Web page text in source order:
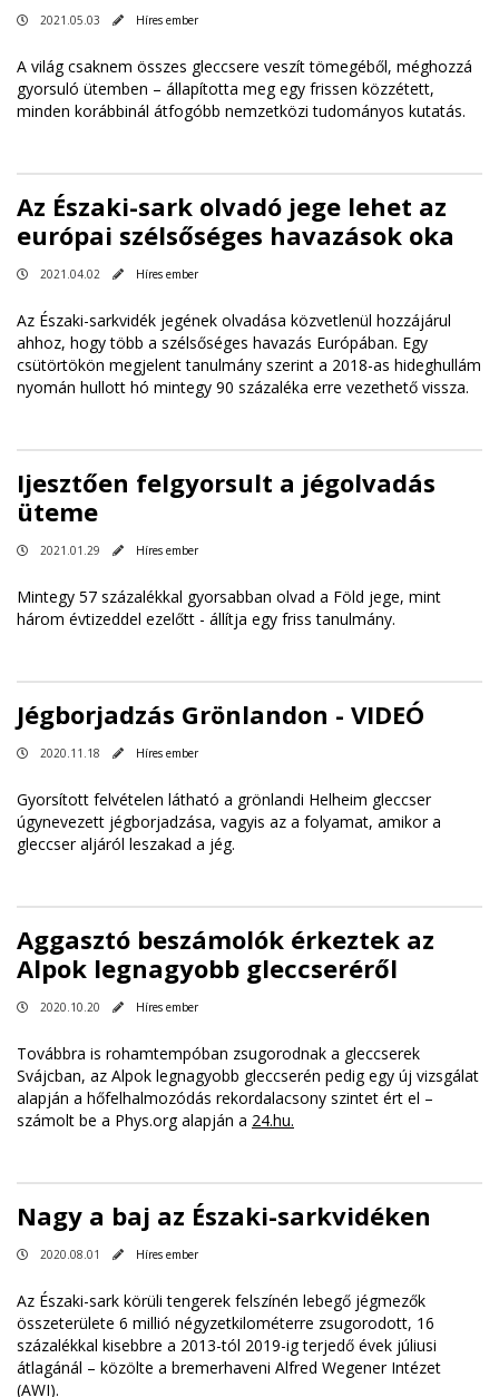
2021.05.03 Híres ember
A világ csaknem összes gleccsere veszít tömegéből, méghozzá
gyorsuló ütemben – állapította meg egy frissen közzétett,
minden korábbinál átfogóbb nemzetközi tudományos kutatás.
Az Északi-sark olvadó jege lehet az
európai szélsőséges havazások oka
2021.04.02 Híres ember
Az Északi-sarkvidék jegének olvadása közvetlenül hozzájárul
ahhoz, hogy több a szélsőséges havazás Európában. Egy
csütörtökön megjelent tanulmány szerint a 2018-as hideghullám
nyomán hullott hó mintegy 90 százaléka erre vezethető vissza.
Ijesztően felgyorsult a jégolvadás
üteme
2021.01.29 Híres ember
Mintegy 57 százalékkal gyorsabban olvad a Föld jege, mint
három évtizeddel ezelőtt - állítja egy friss tanulmány.
Jégborjadzás Grönlandon - VIDEÓ
2020.11.18 Híres ember
Gyorsított felvételen látható a grönlandi Helheim gleccser
úgynevezett jégborjadzása, vagyis az a folyamat, amikor a
gleccser aljáról leszakad a jég.
Aggasztó beszámolók érkeztek az
Alpok legnagyobb gleccseréről
2020.10.20 Híres ember
Továbbra is rohamtempóban zsugorodnak a gleccserek
Svájcban, az Alpok legnagyobb gleccserén pedig egy új vizsgálat
alapján a hőfelhalmozódás rekordalacsony szintet ért el –
számolt be a Phys.org alapján a 24.hu.
Nagy a baj az Északi-sarkvidéken
2020.08.01 Híres ember
Az Északi-sark körüli tengerek felszínén lebegő jégmezők
összeterülete 6 millió négyzetkilométerre zsugorodott, 16
százalékkal kisebbre a 2013-tól 2019-ig terjedő évek júliusi
átlagánál – közölte a bremerhaveni Alfred Wegener Intézet
(AWI).